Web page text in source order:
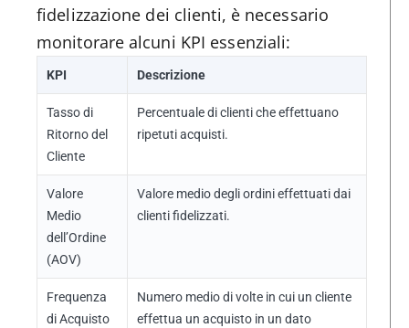
fidelizzazione dei clienti, è necessario
monitorare alcuni KPI essenziali:
KPI Descrizione
Tasso di
Ritorno del
Cliente
Percentuale di clienti che effettuano
ripetuti acquisti.
Valore
Medio
dell’Ordine
(AOV)
Valore medio degli ordini effettuati dai
clienti fidelizzati.
Frequenza
di Acquisto
Numero medio di volte in cui un cliente
effettua un acquisto in un dato